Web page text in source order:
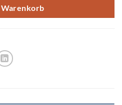
Warenkorb